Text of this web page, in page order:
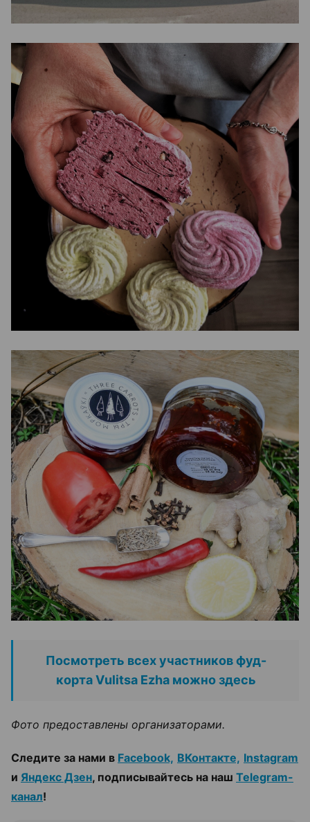
Посмотреть всех участников фуд-
корта Vulitsa Ezha можно здесь
Фото предоставлены организаторами.
Следите за нами в Facebook, ВКонтакте, Instagram
и Яндекс Дзен, подписывайтесь на наш Telegram-
канал!